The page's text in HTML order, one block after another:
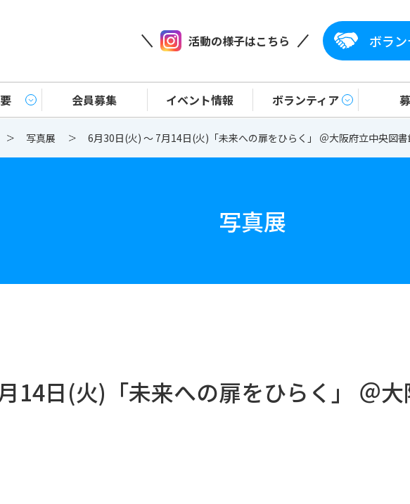
ユニセフ協会（日本ユニセフ協会協定地域組織）
活動の様子はこちら ボラ
会員募集 イベント情報 ボランティア
写真展 6月30日(火) ～ 7月14日(火)「未来への扉をひらく」 ＠大阪府立中央図
写真展
14日(火)「未来への扉をひらく」 ＠